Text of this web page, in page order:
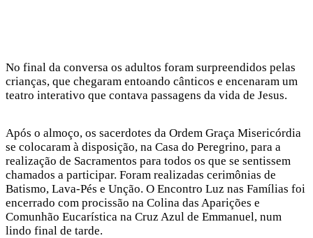
No final da conversa os adultos foram surpreendidos pelas
crianças, que chegaram entoando cânticos e encenaram um
teatro interativo que contava passagens da vida de Jesus.
Após o almoço, os sacerdotes da Ordem Graça Misericórdia
se colocaram à disposição, na Casa do Peregrino, para a
realização de Sacramentos para todos os que se sentissem
chamados a participar. Foram realizadas cerimônias de
Batismo, Lava-Pés e Unção. O Encontro Luz nas Famílias foi
encerrado com procissão na Colina das Aparições e
Comunhão Eucarística na Cruz Azul de Emmanuel, num
lindo final de tarde.